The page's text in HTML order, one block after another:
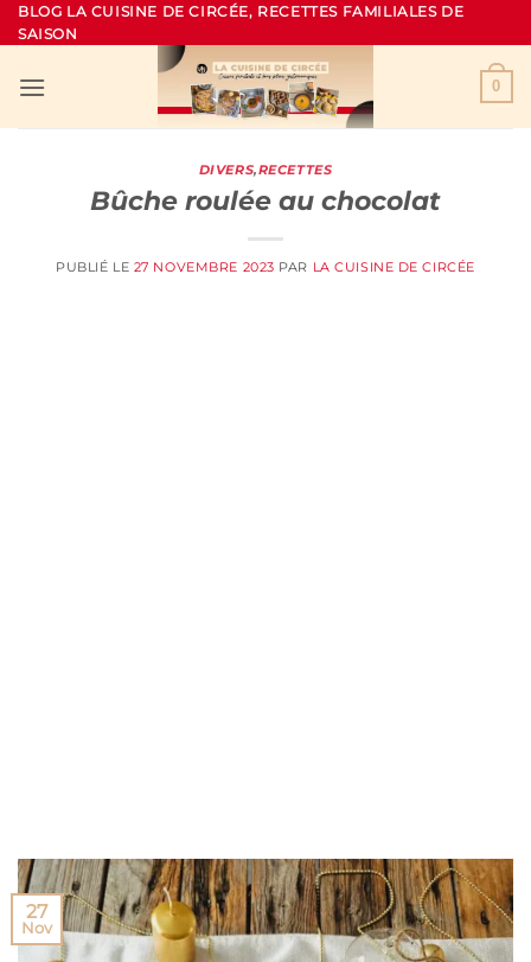
Passer
au
BLOG LA CUISINE DE CIRCÉE, RECETTES FAMILIALES DE
SAISON
0
DIVERS,RECETTES
Bûche roulée au chocolat
PUBLIÉ LE 27 NOVEMBRE 2023 PAR LA CUISINE DE CIRCÉE
27
Nov